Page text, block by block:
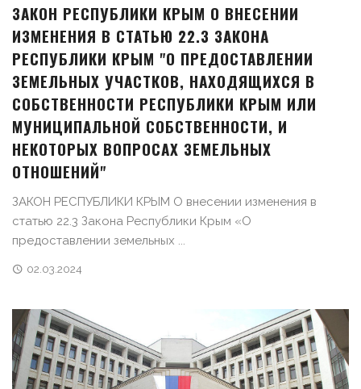
ЗАКОН РЕСПУБЛИКИ КРЫМ О ВНЕСЕНИИ
ИЗМЕНЕНИЯ В СТАТЬЮ 22.3 ЗАКОНА
РЕСПУБЛИКИ КРЫМ "О ПРЕДОСТАВЛЕНИИ
ЗЕМЕЛЬНЫХ УЧАСТКОВ, НАХОДЯЩИХСЯ В
СОБСТВЕННОСТИ РЕСПУБЛИКИ КРЫМ ИЛИ
МУНИЦИПАЛЬНОЙ СОБСТВЕННОСТИ, И
НЕКОТОРЫХ ВОПРОСАХ ЗЕМЕЛЬНЫХ
ОТНОШЕНИЙ"
ЗАКОН РЕСПУБЛИКИ КРЫМ О внесении изменения в
статью 22.3 Закона Республики Крым «О
предоставлении земельных ...
02.03.2024